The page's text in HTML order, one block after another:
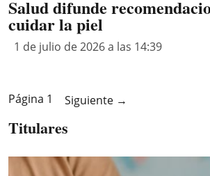
Salud difunde
cuidar la piel
1 de julio de 2026 a las 14:39
Página 1 Siguiente →
Titulares